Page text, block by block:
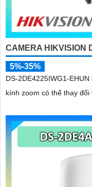
CAMERA HIKVISION
5%-35%
DS-2DE4225IWG1-
kính zoom có thể thay